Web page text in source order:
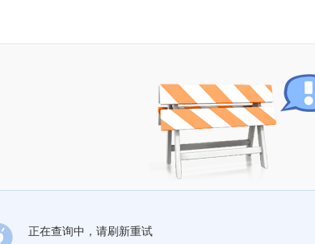
正在查询中，请刷新重试